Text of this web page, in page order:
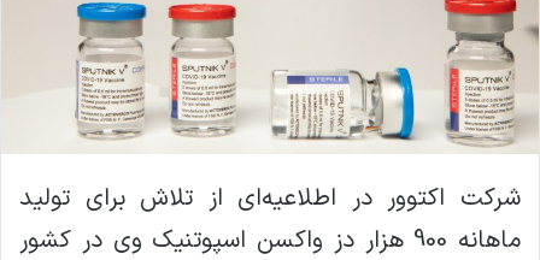
شرکت اکتوور در اطلاعیه‌ای از تلاش برای تولید
ماهانه 900 هزار دز واکسن اسپوتنیک وی در کشور